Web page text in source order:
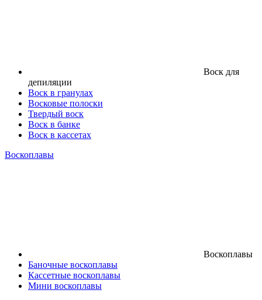
Воск для
депиляции
Воск в гранулах
Восковые полоски
Твердый воск
Воск в банке
Воск в кассетах
Воскоплавы
Воскоплавы
Баночные воскоплавы
Кассетные воскоплавы
Мини воскоплавы